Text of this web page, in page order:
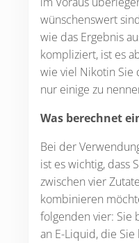
wünschenswert
wie das Ergebnis
kompliziert, ist es
wie viel Nikotin Sie
nur einige zu
Was berechnet
Bei der
ist es wichtig, dass
zwischen vier
kombinieren
folgenden vier: Sie
an E-Liquid, die